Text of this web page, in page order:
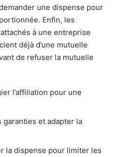
une dispense pour
Enfin, les
à une entreprise
déjà d’une mutuelle
de refuser la mutuelle
l’affiliation pour une
garanties et adapter la
la dispense pour limiter les